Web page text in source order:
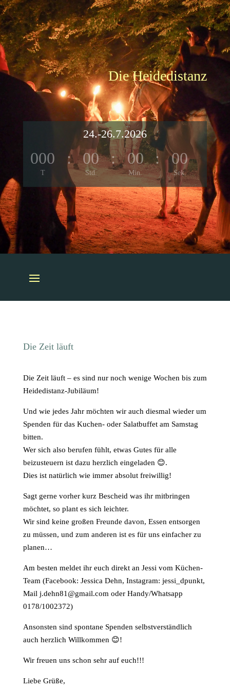
Die Heidedistanz
24.-26.7.2026
000
T
: 00
Std.
: 00
Min.
: 00
Sek.
Die Zeit läuft
Die Zeit läuft – es sind nur noch wenige Wochen bis zum
Heidedistanz-Jubiläum!
Und wie jedes Jahr möchten wir auch diesmal wieder um
Spenden für das Kuchen- oder Salatbuffet am Samstag
bitten.
Wer sich also berufen fühlt, etwas Gutes für alle
beizusteuern ist dazu herzlich eingeladen 😊.
Dies ist natürlich wie immer absolut freiwillig!
Sagt gerne vorher kurz Bescheid was ihr mitbringen
möchtet, so plant es sich leichter.
Wir sind keine großen Freunde davon, Essen entsorgen
zu müssen, und zum anderen ist es für uns einfacher zu
planen…
Am besten meldet ihr euch direkt an Jessi vom Küchen-
Team (Facebook: Jessica Dehn, Instagram: jessi_dpunkt,
Mail j.dehn81@gmail.com oder Handy/Whatsapp
0178/1002372)
Ansonsten sind spontane Spenden selbstverständlich
auch herzlich Willkommen 😊!
Wir freuen uns schon sehr auf euch!!!
Liebe Grüße,